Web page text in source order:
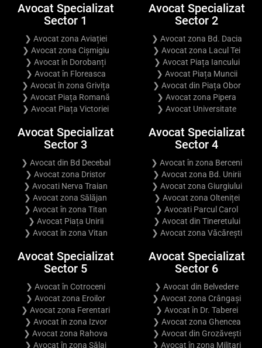
Avocat Specializat
Sector 1
❯ Avocat zona Aviației
❯ Avocat zona Cișmigiu
❯ Avocat în Dorobanți
❯ Avocat în Floreasca
❯ Avocat în zona Grivița
❯ Avocat Piața Romană
❯ Avocat Piața Victoriei
Avocat Specializat
Sector 2
❯ Avocat zona Bd. Dacia
❯ Avocat zona Lacul Tei
❯ Avocat Piața Iancului
❯ Avocat Piața Muncii
❯ Avocat din Piața Obor
❯ Avocat zona Pipera
❯ Avocat Universitate
Avocat Specializat
Sector 3
❯ Avocat din Bd Decebal
❯ Avocat zona Dristor
❯ Avocati Nerva Traian
❯ Avocat zona Sălăjan
❯ Avocat în zona Titan
❯ Avocat Piața Unirii
❯ Avocat în zona Vitan
Avocat Specializat
Sector 4
❯ Avocat în zona Berceni
❯ Avocat zona Bd. Unirii
❯ Avocat zona Giurgiului
❯ Avocat zona Olteniței
❯ Avocati Parcul Carol
❯ Avocat din Tineretului
❯ Avocat zona Văcărești
Avocat Specializat
Sector 5
❯ Avocat în Cotroceni
❯ Avocat zona Eroilor
❯ Avocat zona Ferentari
❯ Avocat în zona Izvor
❯ Avocat zona Rahova
❯ Avocat în zona Sălaj
Avocat Specializat
Sector 6
❯ Avocat din Belvedere
❯ Avocat zona Crângași
❯ Avocat în Dr. Taberei
❯ Avocat zona Ghencea
❯ Avocat din Grozăvești
❯ Avocat în zona Militari